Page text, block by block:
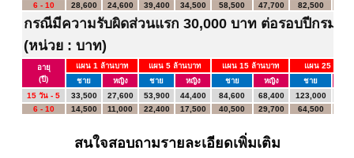
6 - 10
28,600 24,600 39,400 34,500 58,500 47,700 82,500
กรณีมีความรับผิดส่วนแรก 30,000 บาท ต่อรอบปีกรมธ
(หน่วย : บาท)
อายุ
(ปี)
แผน 1 ล้านบาท แผน 5 ล้านบาท แผน 15 ล้านบาท
แผน 25 ล้านบ
ชาย
หญิง ชาย หญิง ชาย หญิง ชาย
15 วัน - 5
33,500 27,600 53,900 44,400 84,600 68,400 123,000
6 - 10
14,500 11,000 22,400 17,500 40,500 29,700 64,500
สนใจสอบถามรายละเอียดเพิ่มเติม